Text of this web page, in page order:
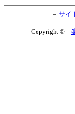
－ サイ
Copyright ©